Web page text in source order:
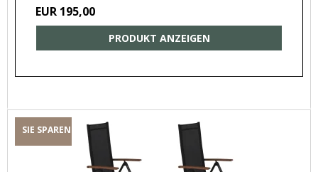
EUR 195,00
PRODUKT ANZEIGEN
SIE SPAREN